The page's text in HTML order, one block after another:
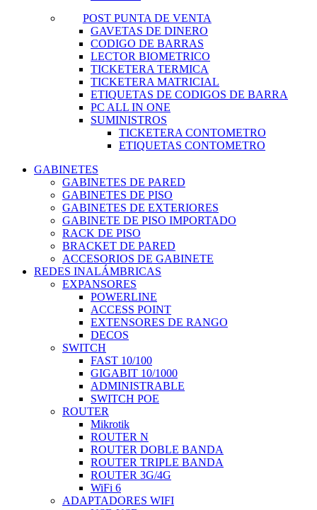
POST PUNTA DE VENTA
GAVETAS DE DINERO
CODIGO DE BARRAS
LECTOR BIOMETRICO
TICKETERA TERMICA
TICKETERA MATRICIAL
ETIQUETAS DE CODIGOS DE BARRA
PC ALL IN ONE
SUMINISTROS
TICKETERA CONTOMETRO
ETIQUETAS CONTOMETRO
GABINETES
GABINETES DE PARED
GABINETES DE PISO
GABINETES DE EXTERIORES
GABINETE DE PISO IMPORTADO
RACK DE PISO
BRACKET DE PARED
ACCESORIOS DE GABINETE
REDES INALÁMBRICAS
EXPANSORES
POWERLINE
ACCESS POINT
EXTENSORES DE RANGO
DECOS
SWITCH
FAST 10/100
GIGABIT 10/1000
ADMINISTRABLE
SWITCH POE
ROUTER
Mikrotik
ROUTER N
ROUTER DOBLE BANDA
ROUTER TRIPLE BANDA
ROUTER 3G/4G
WiFi 6
ADAPTADORES WIFI